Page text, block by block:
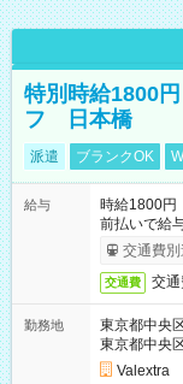
特別時給1800
フ 日本橋
派遣 ブランクOK
給与
時給1800円
前払いで給
交通費別
交通費 交通
勤務地
東京都中央
東京都中央
Valextra